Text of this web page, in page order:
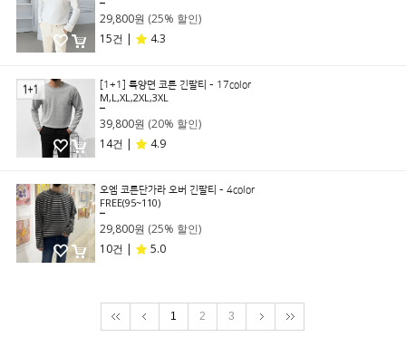
29,800원 (25% 할인)
15건 |
4.3
[1+1] 특양면 코튼 긴팔티 - 17color
M,L,XL,2XL,3XL
39,800원 (20% 할인)
14건 |
4.9
오엠 코튼단가라 오버 긴팔티 - 4color
FREE(95~110)
29,800원 (25% 할인)
10건 |
5.0
1 2 3